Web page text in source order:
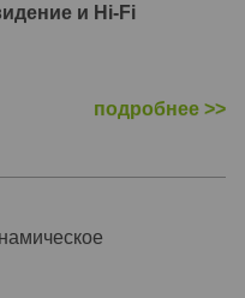
и Hi-Fi
подробнее >>